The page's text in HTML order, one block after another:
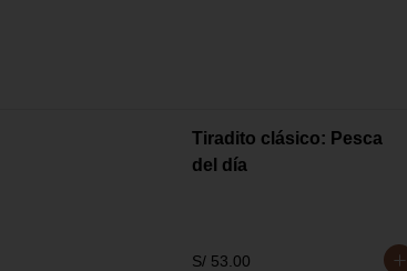
Tiradito clásico: Pesca
del día
S/ 53.00